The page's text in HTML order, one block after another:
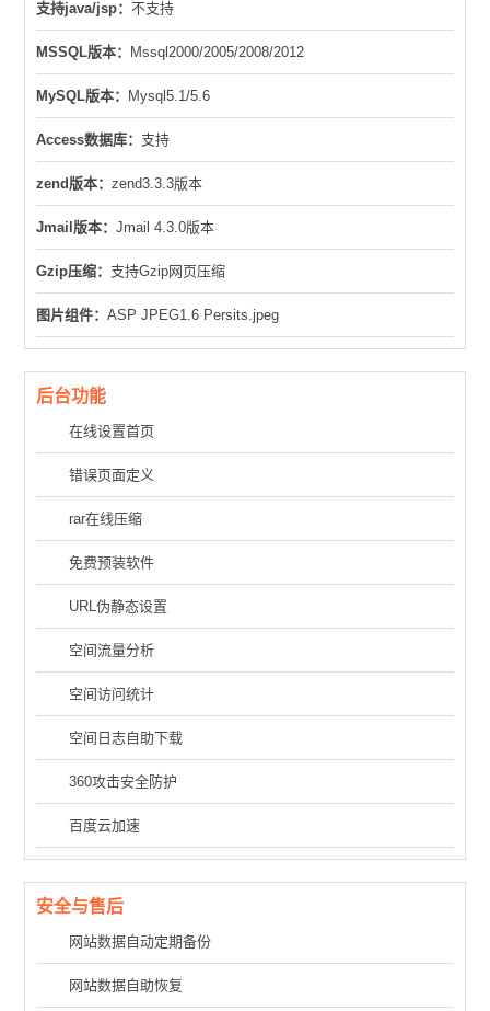
支持java/jsp：不支持
MSSQL版本： Mssql2000/2005/2008/2012
MySQL版本： Mysql5.1/5.6
Access数据库： 支持
zend版本：zend3.3.3版本
Jmail版本：Jmail 4.3.0版本
Gzip压缩： 支持Gzip网页压缩
图片组件：ASP JPEG1.6 Persits.jpeg
后台功能
在线设置首页
错误页面定义
rar在线压缩
免费预装软件
URL伪静态设置
空间流量分析
空间访问统计
空间日志自助下载
360攻击安全防护
百度云加速
安全与售后
网站数据自动定期备份
网站数据自助恢复